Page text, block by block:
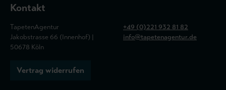
Kontakt
TapetenAgentur
Jakobstrasse 66 (Innenhof) |
50678 Köln
+49 (0)221 932 81 82
info@tapetenagentur.de
Vertrag widerrufen